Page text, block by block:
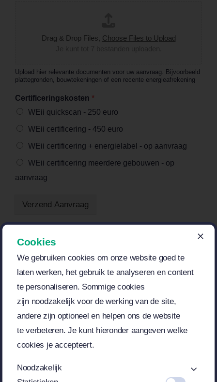
Drag & Drop Files, Choose Files to Upload
Upload hier relevante documenten voor uw aanvraag. Bijvoorbeeld
plattegronden, bouwtekeningen of een recente energieafrekening
Certificeringskosten *
WEii quickscan - 250 euro
WEii certificering - 450 euro
WEii certificering + energielabel - op aanvraag
WEii certificering meerdere gebouwen - op
aanvraag
Verzend Aanvraag
© 2012 - 2026
• All
Cookies
We gebruiken cookies om onze website goed te
laten werken, het gebruik te analyseren en content
te personaliseren. Sommige cookies
zijn noodzakelijk voor de werking van de site,
andere zijn optioneel en helpen ons de website
teverbeteren. Je kunt hieronder aangevenwelke
cookies je accepteert.
Noodzakelijk